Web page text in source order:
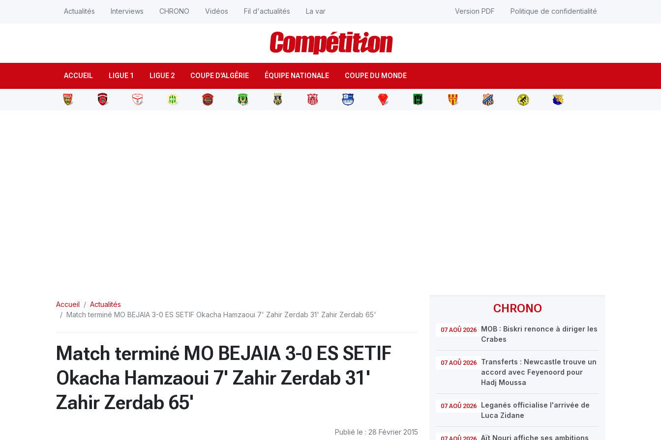
ACCUEIL LIGUE 1 LIGUE 2 COUPE D'ALGÉRIE ÉQUIPE NATIONALE COUPE DU MONDE
Actualités Interviews CHRONO Vidéos Fil d'actualités La var Version PDF Politique de confidentialité
CHRONO
07 AOÛ 2026
MOB : Biskri renonce à diriger les
Crabes
07 AOÛ 2026
Transferts : Newcastle trouve un
accord avec Feyenoord pour
Hadj Moussa
07 AOÛ 2026
Leganés officialise l'arrivée de
Luca Zidane
Aït Nouri affiche ses ambitions
Accueil
Actualités
Match terminé MO BEJAIA 3-0 ES SETIF Okacha Hamzaoui 7' Zahir Zerdab 31' Zahir Zerdab 65'
Match terminé MO BEJAIA 3-0 ES SETIF
Okacha Hamzaoui 7' Zahir Zerdab 31'
Zahir Zerdab 65'
Publié le : 28 Février 2015